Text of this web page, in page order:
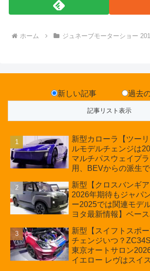
ホーム ジュネーブモーターショー
新しい記事 過去
新型カローラ【ツー
ルモデルチェンジは
マルチパスウェイプ
用、BEVからの派生
の採用は無しか【ト
周年記念車発売
新型【クロスバンギ
2026年期待もジャパ
ー2025では関連モデ
ヨタ最新情報】ベー
ほか「コア」と「ツ
D:5対抗のクロスオー
ン
新型【スイフトスポ
チェンジいつ？
東京オートサロン
イエロー レヴはスイ